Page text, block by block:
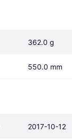
362.0 g
550.0 mm
2017-10-12